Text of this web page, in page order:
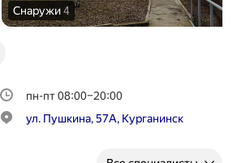
Снаружи4
пн-пт 08:00–20:00
ул. Пушкина, 57А, Курганинск